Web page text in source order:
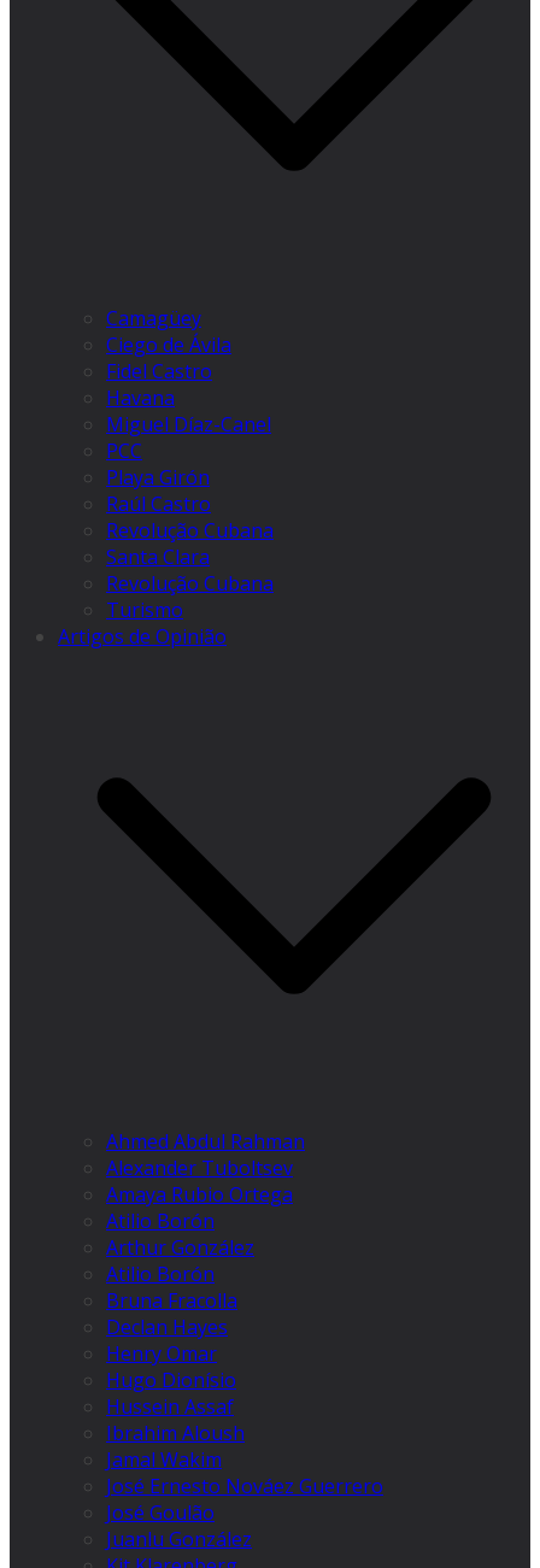
Camagüey
Ciego de Ávila
Fidel Castro
Havana
Miguel Díaz-Canel
PCC
Playa Girón
Raúl Castro
Revolução Cubana
Santa Clara
Revolução Cubana
Turismo
Artigos de Opinião
Ahmed Abdul Rahman
Alexander Tuboltsev
Amaya Rubio Ortega
Atilio Borón
Arthur González
Atilio Borón
Bruna Fracolla
Declan Hayes
Henry Omar
Hugo Dionísio
Hussein Assaf
Ibrahim Aloush
Jamal Wakim
José Ernesto Nováez Guerrero
José Goulão
Juanlu González